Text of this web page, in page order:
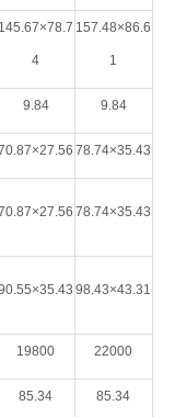
145.67×78.7
4
157.48×86.6
1
9.84 9.84
78.74×35.43
78.74×35.43
98.43×43.31
19800 22000
85.34 85.34